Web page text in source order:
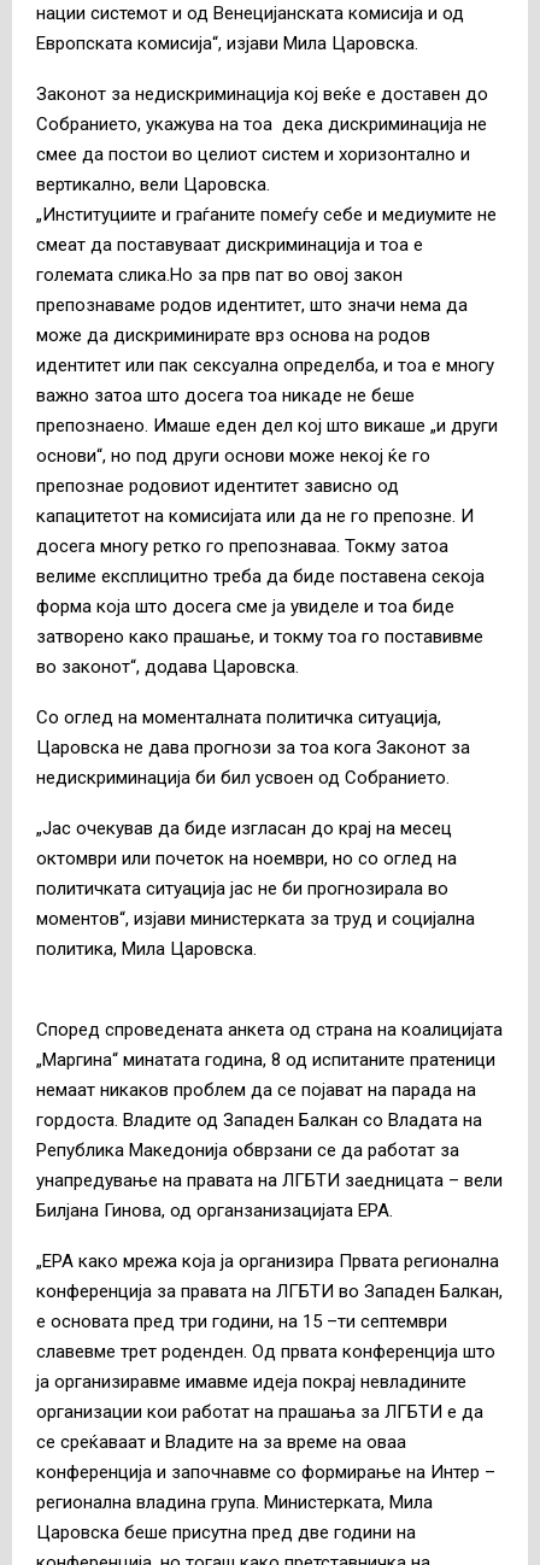
нации системот и од Венецијанската комисија и од
Европската комисија“, изјави Мила Царовска.
Законот за недискриминација кој веќе е доставен до
Собранието, укажува на тоа дека дискриминација не
смее да постои во целиот систем и хоризонтално и
вертикално, вели Царовска.
„Институциите и граѓаните помеѓу себе и медиумите не
смеат да поставуваат дискриминација и тоа е
големата слика.Но за прв пат во овој закон
препознаваме родов идентитет, што значи нема да
може да дискриминирате врз основа на родов
идентитет или пак сексуална определба, и тоа е многу
важно затоа што досега тоа никаде не беше
препознаено. Имаше еден дел кој што викаше „и други
основи“, но под други основи може некој ќе го
препознае родовиот идентитет зависно од
капацитетот на комисијата или да не го препозне. И
досега многу ретко го препознаваа. Токму затоа
велиме експлицитно треба да биде поставена секоја
форма која што досега сме ја увиделе и тоа биде
затворено како прашање, и токму тоа го поставивме
во законот“, додава Царовска.
Со оглед на моменталната политичка ситуација,
Царовска не дава прогнози за тоа кога Законот за
недискриминација би бил усвоен од Собранието.
„Јас очекував да биде изгласан до крај на месец
октомври или почеток на ноември, но со оглед на
политичката ситуација јас не би прогнозирала во
моментов“, изјави министерката за труд и социјална
политика, Мила Царовска.
Според спроведената анкета од страна на коалицијата
„Маргина“ минатата година, 8 од испитаните пратеници
немаат никаков проблем да се појават на парада на
гордоста. Владите од Западен Балкан со Владата на
Република Македонија обврзани се да работат за
унапредување на правата на ЛГБТИ заедницата – вели
Билјана Гинова, од органзанизацијата ЕРА.
„ЕРА како мрежа која ја организира Првата регионална
конференција за правата на ЛГБТИ во Западен Балкан,
е основата пред три години, на 15 –ти септември
славевме трет роденден. Од првата конференција што
ја организиравме имавме идеја покрај невладините
организации кои работат на прашања за ЛГБТИ е да
се среќаваат и Владите на за време на оваа
конференција и започнавме со формирање на Интер –
регионална владина група. Министерката, Мила
Царовска беше присутна пред две години на